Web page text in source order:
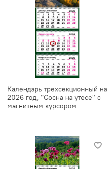
Календарь трехсекционный на
2026 год, "Сосна на утесе" c
магнитным курсором